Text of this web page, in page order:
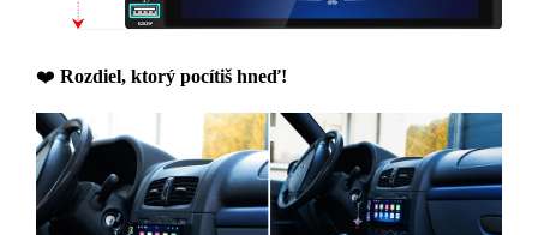
❤️‍ Rozdiel, ktorý pocítiš hneď!